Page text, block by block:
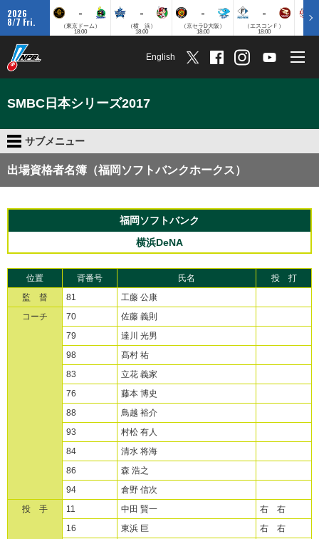
2026
8/7 Fri.
-
（東京ドーム）
18:00
-
（横 浜）
18:00
-
（京セラD大阪）
18:00
-
（エスコンＦ）
18:00
English
SMBC日本シリーズ2017
サブメニュー
出場資格者名簿（福岡ソフトバンクホークス）
福岡ソフトバンク
横浜DeNA
位置 背番号 氏名
投 打
監 督
81
工藤 公康
コーチ
70
佐藤 義則
79
達川 光男
98
髙村 祐
83
立花 義家
76
藤本 博史
88
鳥越 裕介
93
村松 有人
84
清水 将海
86
森 浩之
94
倉野 信次
投 手
11 中田 賢一
右 右
16
東浜 巨
右 右